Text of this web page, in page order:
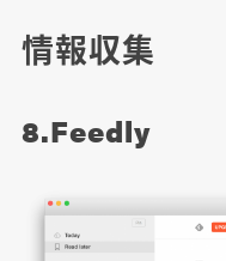
情報収集
8.Feedly